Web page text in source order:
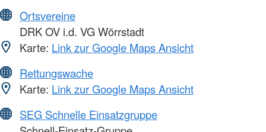
Ortsvereine
DRK OV i.d. VG Wörrstadt
Karte: Link zur Google Maps Ansicht
Rettungswache
Karte: Link zur Google Maps Ansicht
SEG Schnelle Einsatzgruppe